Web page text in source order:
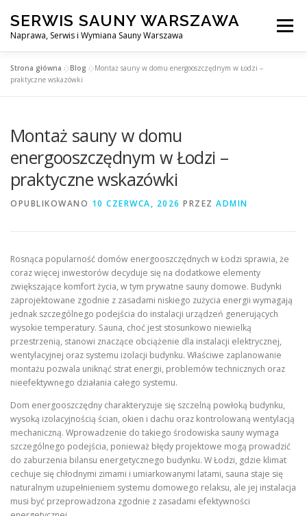
treści
SERWIS SAUNY WARSZAWA
Naprawa, Serwis i Wymiana Sauny Warszawa
Menu
SERWIS DO SAUNY WARSZAWA
Strona główna »Blog »Montaż sauny w domu energooszczędnym w Łodzi –
praktyczne wskazówki
Montaż sauny w domu
energooszczędnym w Łodzi –
praktyczne wskazówki
OPUBLIKOWANO 10 CZERWCA, 2026 PRZEZ ADMIN
Rosnąca popularność domów energooszczędnych w Łodzi sprawia, że
coraz więcej inwestorów decyduje się na dodatkowe elementy
zwiększające komfort życia, w tym prywatne sauny domowe. Budynki
zaprojektowane zgodnie z zasadami niskiego zużycia energii wymagają
jednak szczególnego podejścia do instalacji urządzeń generujących
wysokie temperatury. Sauna, choć jest stosunkowo niewielką
przestrzenią, stanowi znaczące obciążenie dla instalacji elektrycznej,
wentylacyjnej oraz systemu izolacji budynku. Właściwe zaplanowanie
montażu pozwala uniknąć strat energii, problemów technicznych oraz
nieefektywnego działania całego systemu.
Dom energooszczędny charakteryzuje się szczelną powłoką budynku,
wysoką izolacyjnością ścian, okien i dachu oraz kontrolowaną wentylacją
mechaniczną. Wprowadzenie do takiego środowiska sauny wymaga
szczególnego podejścia, ponieważ błędy projektowe mogą prowadzić
do zaburzenia bilansu energetycznego budynku. W Łodzi, gdzie klimat
cechuje się chłodnymi zimami i umiarkowanymi latami, sauna staje się
naturalnym uzupełnieniem systemu domowego relaksu, ale jej instalacja
musi być przeprowadzona zgodnie z zasadami efektywności